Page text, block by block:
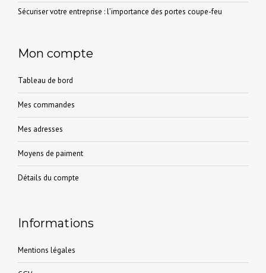
Sécuriser votre entreprise : l’importance des portes coupe-feu
Mon compte
Tableau de bord
Mes commandes
Mes adresses
Moyens de paiment
Détails du compte
Informations
Mentions légales